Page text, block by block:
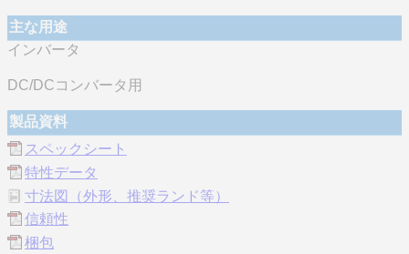
主な用途
インバータ
DC/DCコンバータ用
製品資料
スペックシート
特性データ
寸法図（外形、推奨ランド等）
信頼性
梱包